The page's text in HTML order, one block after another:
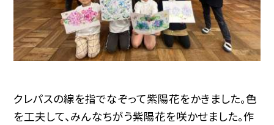
クレパスの線を指でなぞって紫陽花をかきました。色
を工夫して、みんなちがう紫陽花を咲かせました。作